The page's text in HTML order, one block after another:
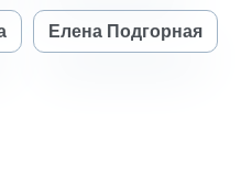
Елена Подгорная